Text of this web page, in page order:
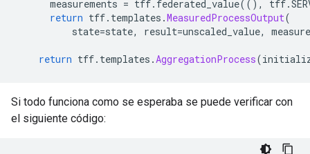
measurements = tff. federated_value((), tff.
return tff. templates .MeasuredProcessOutput(
state=state, result=unscaled_value,
return tff. templates .AggregationProcess(
Si todo funciona como se esperaba se puede verificar con
el siguiente código: